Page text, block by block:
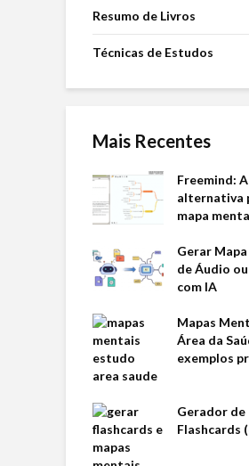
Resumo de Livros
Técnicas de Estudos
Mais Recentes
Freemind:
alternativa
mapa
Gerar
de Áudio
com IA
Mapas
Área da
exemplos
Gerador de
Flashcards